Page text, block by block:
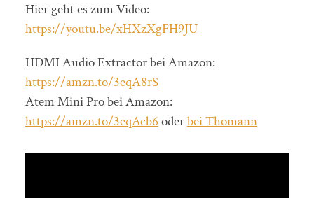
Hier geht es zum Video:
https://youtu.be/xHXzXgFH9JU
HDMI Audio Extractor bei Amazon:
https://amzn.to/3eqA8rS
Atem Mini Pro bei Amazon:
https://amzn.to/3eqAcb6oderbei Thomann